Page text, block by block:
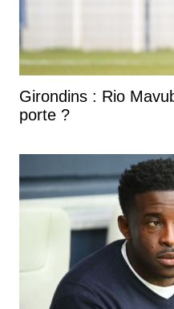
Girondins : Rio
porte ?